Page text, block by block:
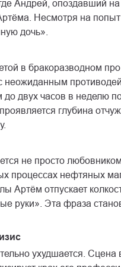
Андрей, опоздавший
Несмотря на
дочь».
в бракоразводном
неожиданным
до двух часов в неделю
глубина
не просто
процессах нефтяных
Артём отпускает
руки». Эта фраза
ухудшается.